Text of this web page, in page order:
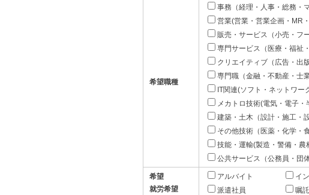
希望職種
事務（経理・人事・総務・
営業(営業・営業企画・MR
販売・サービス（小売・フ
専門サービス（医療・福祉
クリエイティブ（広告・出
専門職（金融・不動産・士
IT関連(ソフト・ネットワー
メカトロ技術(電気・電子・
建築・土木（設計・施工・設
その他技術（医薬・化学・
技能・運輸(製造・警備・農
公共サービス（公務員・団
希望
就労希望
アルバイト イ
派遣社員
嘱託